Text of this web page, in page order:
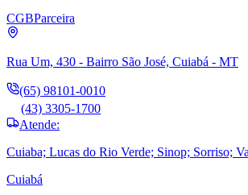
CGBParceira
Rua Um, 430 - Bairro São José, Cuiabá - MT
(65) 98101-0010
(43) 3305-1700
Atende:
Cuiaba; Lucas do Rio Verde; Sinop; Sorriso;
Cuiabá